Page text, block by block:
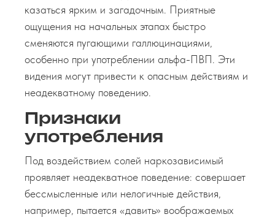
казаться ярким и загадочным. Приятные
ощущения на начальных этапах быстро
сменяются пугающими галлюцинациями,
особенно при употреблении альфа-ПВП. Эти
видения могут привести к опасным действиям и
неадекватному поведению.
Признаки
употребления
Под воздействием солей наркозависимый
проявляет неадекватное поведение: совершает
бессмысленные или нелогичные действия,
например, пытается «давить» воображаемых